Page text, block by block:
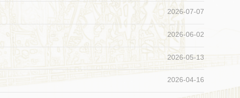
2026-07-07
2026-06-02
2026-05-13
2026-04-16